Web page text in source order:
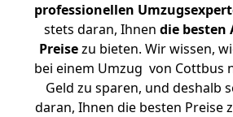
professionellen
stets daran, Ihnen die besten
Preisezu bieten. Wir wissen,
bei einem Umzug von Cottbus
Geld zu sparen, und deshalb
daran, Ihnen die besten Preise